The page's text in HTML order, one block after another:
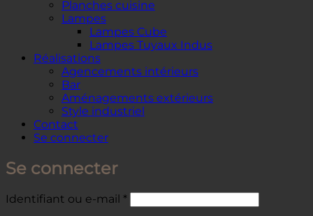
Planches cuisine
Lampes
Lampes Cube
Lampes Tuyaux Indus
Réalisations
Agencements intérieurs
Bar
Aménagements extérieurs
Style industriel
Contact
Se connecter
Se connecter
Identifiant ou e-mail *Obligatoire